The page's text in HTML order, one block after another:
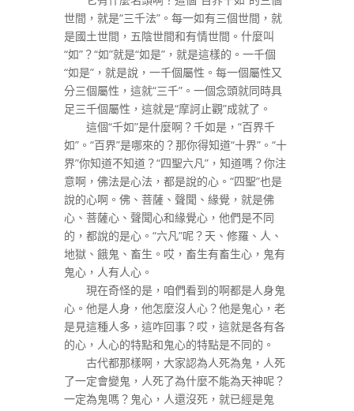
世間，就是“三千法”。每一如有三個世間，就
是國土世間，五陰世間和有情世間。什麼叫
“如”？“如”就是“如是”，就是這樣的。一千個
“如是”，就是說，一千個屬性。每一個屬性又
分三個屬性，這就“三千”。一個念頭就同時具
足三千個屬性，這就是“摩訶止觀”成就了。
這個“千如”是什麼啊？千如是，“百界千
如”。“百界”是哪來的？那你得知道“十界”。“十
界”你知道不知道？“四聖六凡”，知道嗎？你注
意啊，佛法是心法，都是說的心。“四聖”也是
說的心啊。佛、菩薩、聲聞、緣覺，就是佛
心、菩薩心、聲聞心和緣覺心，他們是不同
的，都說的是心。“六凡”呢？天、修羅、人、
地獄、餓鬼、畜生。哎，畜生有畜生心，鬼有
鬼心，人有人心。
現在奇怪的是，咱們看到的啊都是人身鬼
心。他是人身，他怎麼沒人心？他是鬼心，老
是見這種人多，這咋回事？哎，這就是各有各
的心，人心的特點和鬼心的特點是不同的。
古代都那樣啊，大家認為人死為鬼，人死
了一定會變鬼，人死了為什麼不能為天神呢？
一定為鬼嗎？鬼心，人還沒死，就已經是鬼